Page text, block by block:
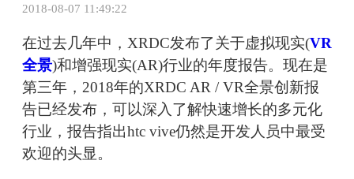
2018-08-07 11:49:22
在过去几年中，XRDC发布了关于虚拟现实(VR
全景)和增强现实(AR)行业的年度报告。现在是
第三年，2018年的XRDC AR / VR全景创新报
告已经发布，可以深入了解快速增长的多元化
行业，报告指出htc vive仍然是开发人员中最受
欢迎的头显。